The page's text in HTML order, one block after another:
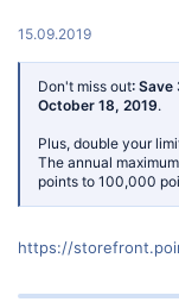
15.09.2019
Don't miss out:
October 18, 2019.
Plus, double your
The annual
points to 100,000
https://